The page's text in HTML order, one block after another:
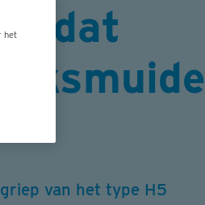
dat
van het type H5
het